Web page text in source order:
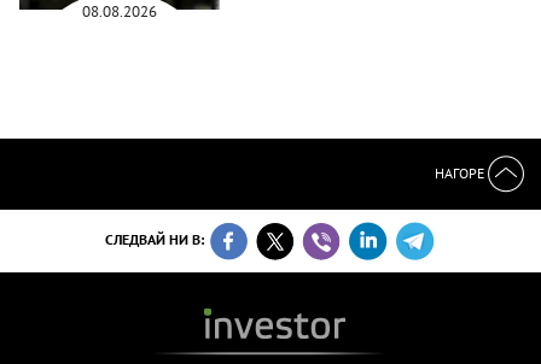
08.08.2026
НАГОРЕ
СЛЕДВАЙ НИ В: